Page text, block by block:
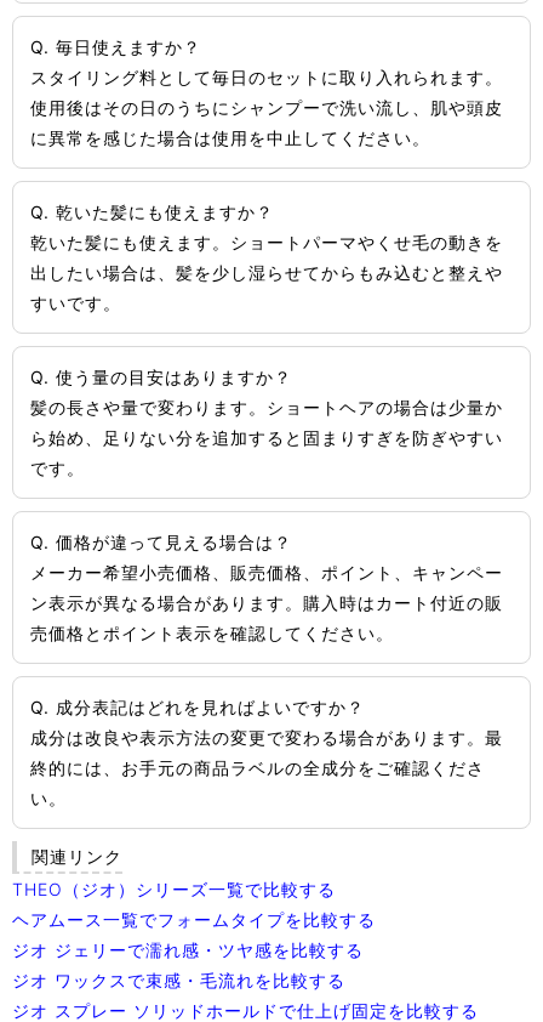
Q. 毎日使えますか？
スタイリング料として毎日のセットに取り入れられます。
使用後はその日のうちにシャンプーで洗い流し、肌や頭皮
に異常を感じた場合は使用を中止してください。
Q. 乾いた髪にも使えますか？
乾いた髪にも使えます。ショートパーマやくせ毛の動きを
出したい場合は、髪を少し湿らせてからもみ込むと整えや
すいです。
Q. 使う量の目安はありますか？
髪の長さや量で変わります。ショートヘアの場合は少量か
ら始め、足りない分を追加すると固まりすぎを防ぎやすい
です。
Q. 価格が違って見える場合は？
メーカー希望小売価格、販売価格、ポイント、キャンペー
ン表示が異なる場合があります。購入時はカート付近の販
売価格とポイント表示を確認してください。
Q. 成分表記はどれを見ればよいですか？
成分は改良や表示方法の変更で変わる場合があります。最
終的には、お手元の商品ラベルの全成分をご確認くださ
い。
関連リンク
THEO（ジオ）シリーズ一覧で比較する
ヘアムース一覧でフォームタイプを比較する
ジオ ジェリーで濡れ感・ツヤ感を比較する
ジオ ワックスで束感・毛流れを比較する
ジオ スプレー ソリッドホールドで仕上げ固定を比較する